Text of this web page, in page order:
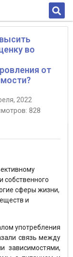
во
от
2022
828
сферы жизни,
и
употребления
связь между
зависимостями,